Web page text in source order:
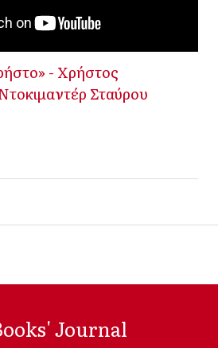
- Χρήστος
Σταύρου
Journal